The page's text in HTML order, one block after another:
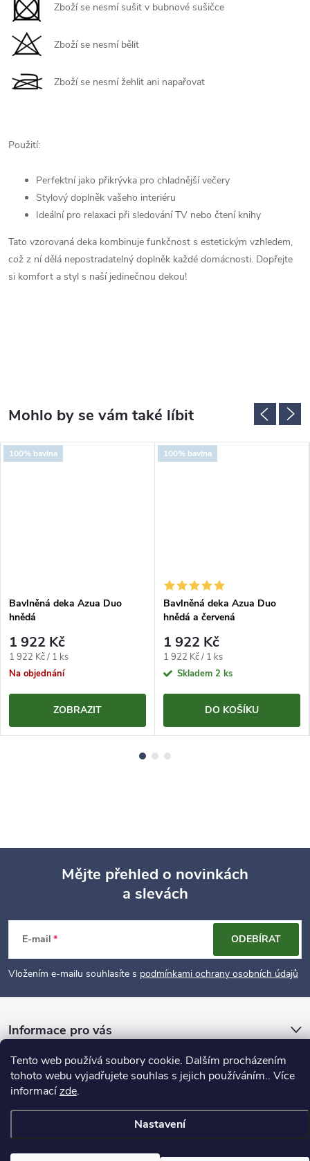
Tento web používá soubory cookie. Dalším procházením
tohoto webu vyjadřujete souhlas s jejich používáním.. Více
informacízde.
Nastavení
Zboží se nesmí sušit v bubnové sušičce
Zboží se nesmí bělit
Zboží se nesmí žehlit ani napařovat
Použití:
Perfektní jako přikrývka pro chladnější večery
Stylový doplněk vašeho interiéru
Ideální pro relaxaci při sledování TV nebo čtení knihy
Tato vzorovaná deka kombinuje funkčnost s estetickým vzhledem,
což z ní dělá nepostradatelný doplněk každé domácnosti. Dopřejte
si komfort a styl s naší jedinečnou dekou!
100% bavlna
Bavlněná deka Azua Duo
hnědá
1 922 Kč
Měrná
cena:
1 922 Kč / 1 ks
Na objednání
ZOBRAZIT
100% bavlna
Bavlněná deka Azua Duo
hnědá a červená
1 922 Kč
Měrná
cena:
1 922 Kč / 1 ks
Skladem 2 ks
DO KOŠÍKU
p
t
Mějte přehled o novinkách
a slevách
E-mail
Vložením e-mailu souhlasíte s podmínkami ochrany osobních údajů
ODEBÍRAT
Informace pro vás
Vytvořil Shoptet
Copyright 2026 DekaLarisa.cz. Všechna práva vyhrazena.